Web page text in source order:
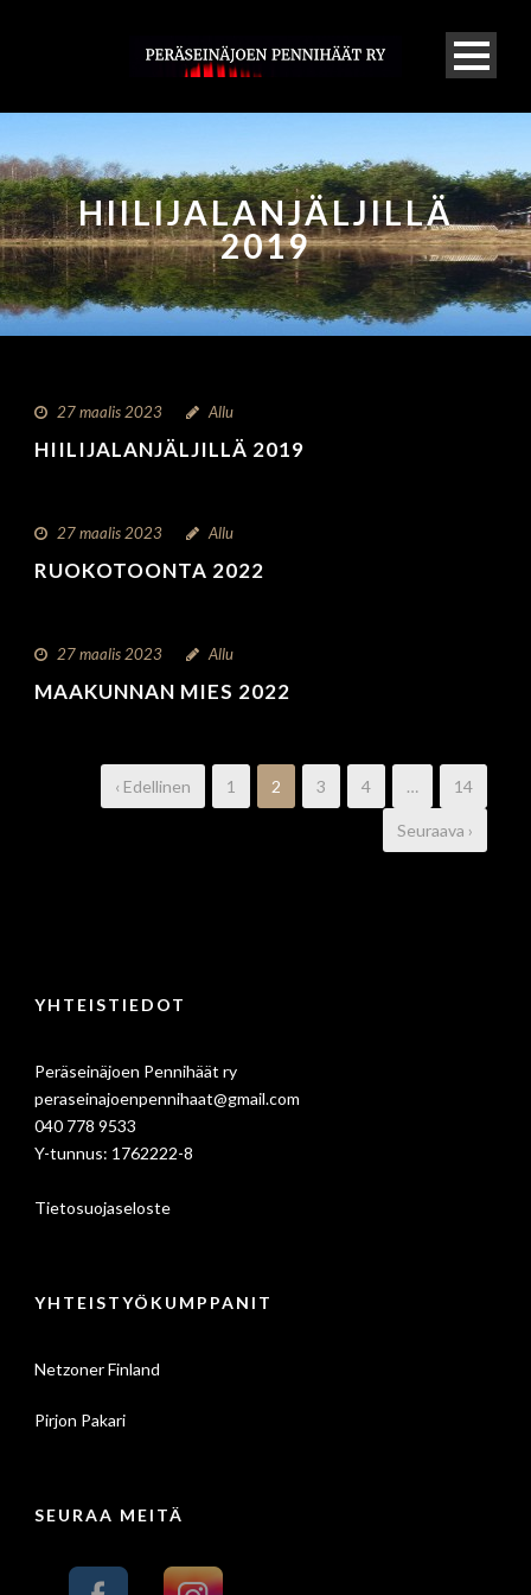
HIILIJALANJÄLJILLÄ
2019
27 maalis 2023 Allu
HIILIJALANJÄLJILLÄ 2019
27 maalis 2023 Allu
RUOKOTOONTA 2022
27 maalis 2023 Allu
MAAKUNNAN MIES 2022
‹ Edellinen 1 2 3 4 … 14
Seuraava ›
YHTEISTIEDOT
Peräseinäjoen Pennihäät ry
peraseinajoenpennihaat@gmail.com
040 778 9533
Y-tunnus: 1762222-8
Tietosuojaseloste
YHTEISTYÖKUMPPANIT
Netzoner Finland
Pirjon Pakari
SEURAA MEITÄ